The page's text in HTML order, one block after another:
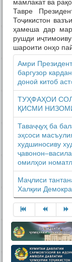
мамлакат ва
Тавре
Тоҷикистон
ҳамеша дар
рушди
шароити онҳо
Амри
баргузор
доноӣ китоб
ТУҲФАҲОИ
ҚИСМИ
Таваҷҷуҳ ба
эҳсоси
худшиносиву
омилҳои
Маҷлиси
Халқии